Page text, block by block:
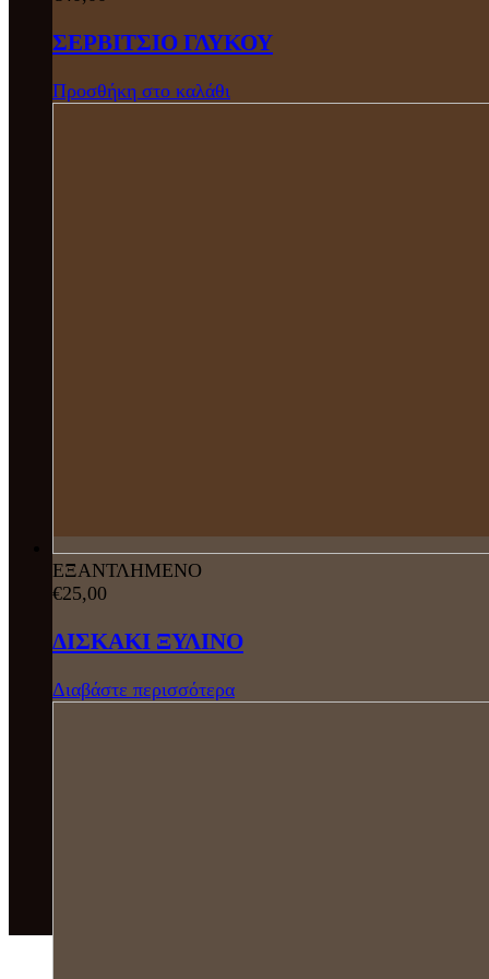
ΣΕΡΒΙΤΣΙΟ ΓΛΥΚΟΥ
Προσθήκη στο καλάθι
ΕΞΑΝΤΛΗΜΕΝΟ
€25,00
ΔΙΣΚΑΚΙ ΞΥΛΙΝΟ
Διαβάστε περισσότερα